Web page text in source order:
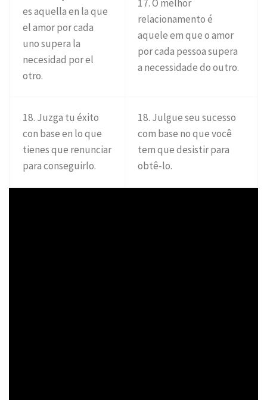
es aquella en la que
el amor por cada
uno supera la
necesidad por el
otro.
17. O melhor
relacionamento é
aquele em que o amor
por cada pessoa supera
a necessidade do outro.
18. Juzga tu éxito
con base en lo que
tienes que renunciar
para conseguirlo.
18. Julgue seu sucesso
com base no que você
tem que desistir para
obtê-lo.